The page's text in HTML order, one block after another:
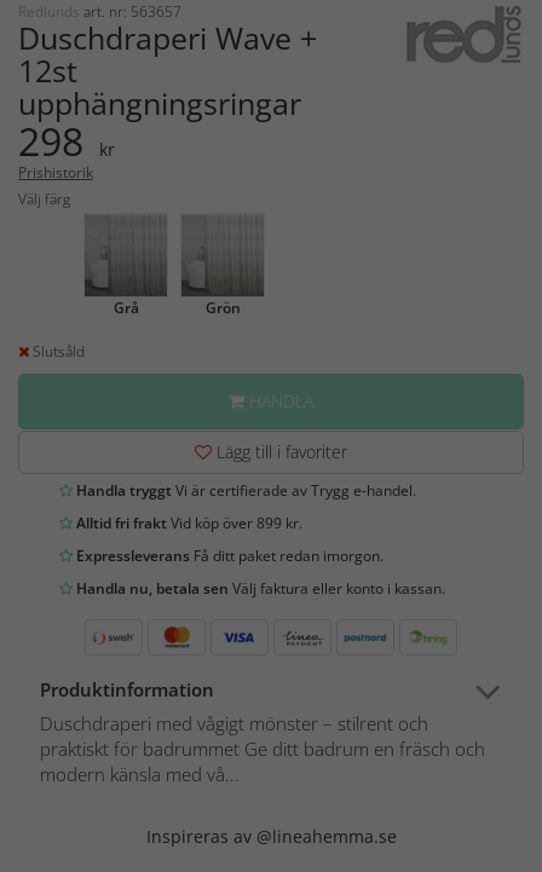
Redlunds art. nr: 563657
Duschdraperi Wave +
12st
upphängningsringar
298 kr
Prishistorik
Välj färg
Grå Grön
Slutsåld
HANDLA
Lägg till i favoriter
Handla tryggtVi är certifierade av Trygg e-handel.
Alltid fri fraktVid köp över 899 kr.
Expressleverans Få ditt paket redan imorgon.
Handla nu, betala sen Välj faktura eller konto i kassan.
Produktinformation
Duschdraperi med vågigt mönster – stilrent och
praktiskt för badrummet Ge ditt badrum en fräsch och
modern känsla med vå...
Inspireras av @lineahemma.se